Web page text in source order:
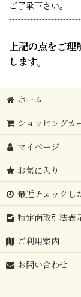
ご了承下さい。
--
上記の点をご
します。
ホーム
ショッピングカ
マイページ
お気に入り
最近チェックし
特定商取引法表
ご利用案内
お問い合わせ